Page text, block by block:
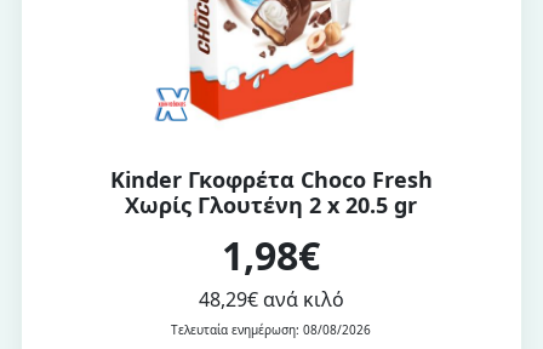
Kinder Γκοφρέτα Choco Fresh
Χωρίς Γλουτένη 2 x 20.5 gr
1,98€
48,29€ ανά κιλό
Τελευταία ενημέρωση: 08/08/2026